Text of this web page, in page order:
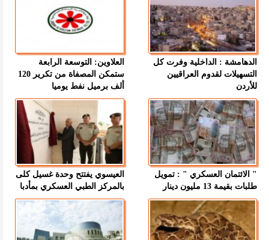
الدهامشة : الداخلية وفرت كل
التسهيلات لقدوم العراقيين
للأردن
العلاوين: التوسعة الرابعة
ستمكن المصفاة من تكرير 120
ألف برميل نفط يوميا
" الائتمان العسكري " : تمويل
طلبات بقيمة 13 مليون دينار
العيسوي يفتتح وحدة غسيل كلى
بالمركز الطبي العسكري بمأدبا